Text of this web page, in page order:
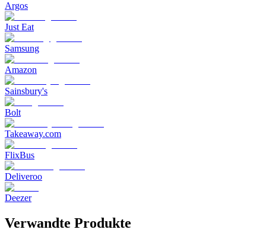
Argos
Just Eat
Samsung
Amazon
Sainsbury's
Bolt
Takeaway.com
FlixBus
Deliveroo
Deezer
Verwandte Produkte